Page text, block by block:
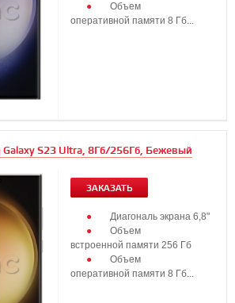
Объем
оперативной памяти 8 Гб...
S23 Ultra, 8Гб/256Гб, Бежевый
ЗАКАЗАТЬ
Диагональ экрана 6,8"
Объем
встроенной памяти 256 Гб
Объем
оперативной памяти 8 Гб...